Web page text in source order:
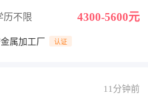
历不限 4300-5600元
属加工厂 认证
11分钟前